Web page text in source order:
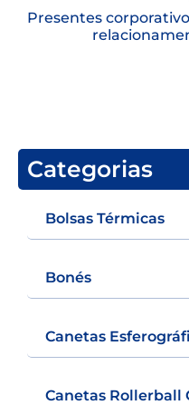
Presentes
Categorias
Bolsas Térmicas
Bonés
Canetas
Canetas Rollerball